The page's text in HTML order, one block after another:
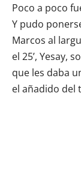
Poco a poco
Y pudo
Marcos al
el 25’, Yesay,
que les daba
el añadido del